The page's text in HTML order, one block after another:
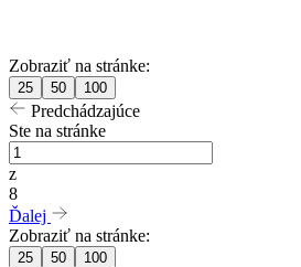
Zobraziť na stránke:
25 50 100
Predchádzajúce
Ste na stránke
z
8
Ďalej
Zobraziť na stránke:
25 50 100